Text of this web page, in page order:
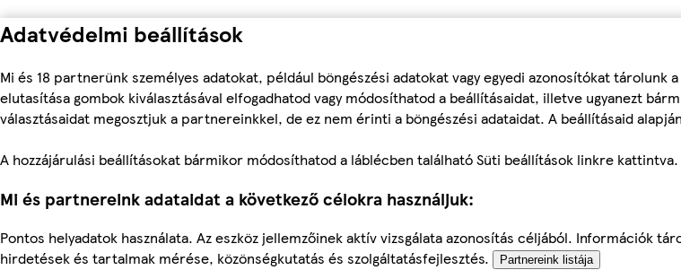
Adatvédelmi beállítások
Mi és 18 partnerünk személyes adatokat, például böngészési adatokat vagy egyedi azonosítókat tárolunk
elutasítása gombok kiválasztásával elfogadhatod vagy módosíthatod a beállításaidat, illetve ugyanezt
választásaidat megosztjuk a partnereinkkel, de ez nem érinti a böngészési adataidat. A beállításaid
A hozzájárulási beállításokat bármikor módosíthatod a láblécben található Süti beállítások linkre kattintva.
Mi és partnereink adataidat a következő célokra használjuk:
Pontos helyadatok használata. Az eszköz jellemzőinek aktív vizsgálata azonosítás céljából. Információk
hirdetések és tartalmak mérése, közönségkutatás és szolgáltatásfejlesztés.
Partnereink listája